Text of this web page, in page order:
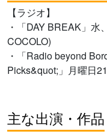
【ラジオ】
・「DAY BREAK」
COCOLO)
・「Radio beyond
Picks&quot;」月曜日
主な出演・作品